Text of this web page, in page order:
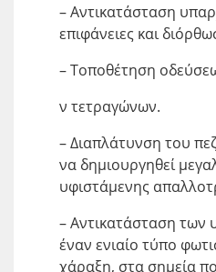
– Αντικατάσταση
επιφάνειες και
– Τοποθέτηση
ν τετραγώνων.
– Διαπλάτυνση του
να δημιουργηθεί
υφιστάμενης
– Αντικατάσταση των
έναν ενιαίο τύπο
χάραξη, στα σημεία